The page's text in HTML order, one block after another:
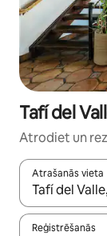
Tafí del
Atrodiet un
Atrašanās vieta
Kad rezultāti
Reģistrēšanās